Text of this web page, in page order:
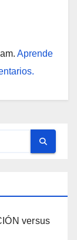
Aprende
versus